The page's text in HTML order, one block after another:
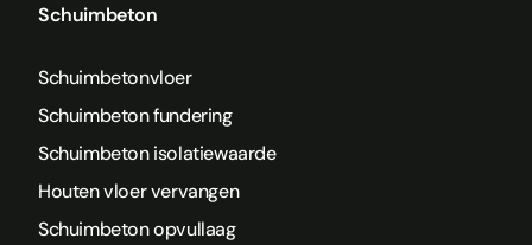
Schuimbeton
Schuimbetonvloer
Schuimbeton fundering
Schuimbeton isolatiewaarde
Houten vloer vervangen
Schuimbeton opvullaag